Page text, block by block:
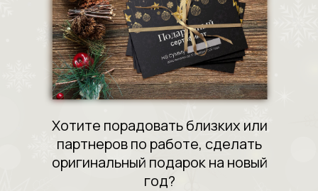
Хотите порадовать близких или
партнеров по работе, сделать
оригинальный подарок на новый
год?